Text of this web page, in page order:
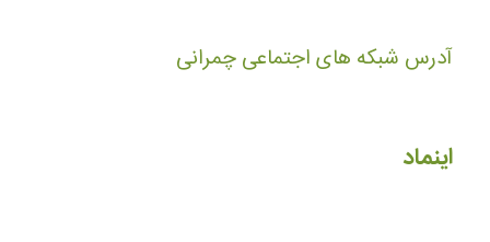
آدرس شبکه های اجتماعی چمرانی
اینماد